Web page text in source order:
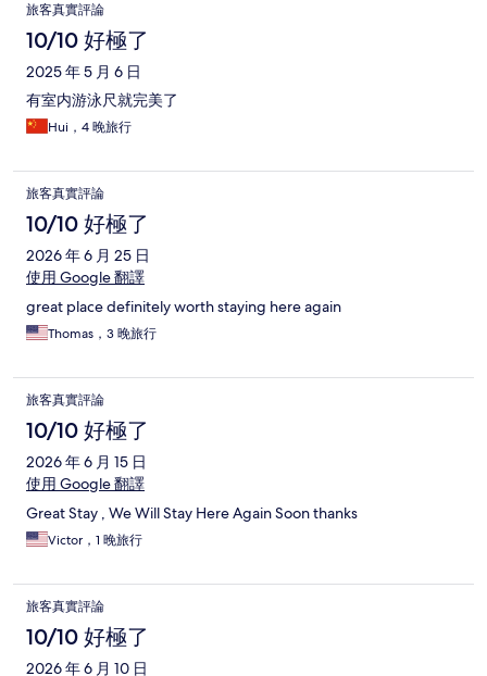
旅客真實評論
10/10 好極了
2025 年 5 月 6 日
有室内游泳尺就完美了
Hui，4 晚旅行
旅客真實評論
10/10 好極了
2026 年 6 月 25 日
使用 Google 翻譯
great place definitely worth staying here again
Thomas，3 晚旅行
旅客真實評論
10/10 好極了
2026 年 6 月 15 日
使用 Google 翻譯
Great Stay , We Will Stay Here Again Soon thanks
Victor，1 晚旅行
旅客真實評論
10/10 好極了
2026 年 6 月 10 日